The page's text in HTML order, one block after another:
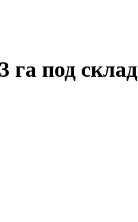
га под склад